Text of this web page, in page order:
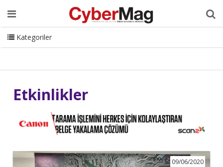
Ana Sayfa Hakkımızda Dergi Editörden
Danışmanlık
ISC Turkey Sizden Gelenler
İletişim
CyberMag Logo
Kategoriler
Etkinlikler
09/06/2020